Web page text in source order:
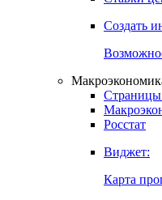
Создать
Страницы
Росстат
Виджет:
Карта